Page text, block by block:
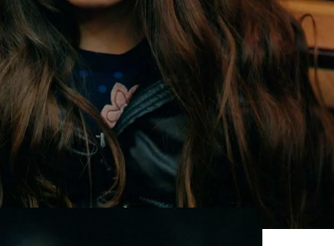
WhatsappFacebook
X
siente de que nadie la
padre por la noche, han
quiere, aunque sea justo lo
de su padre, para evitar
en silencio.
escapado de la